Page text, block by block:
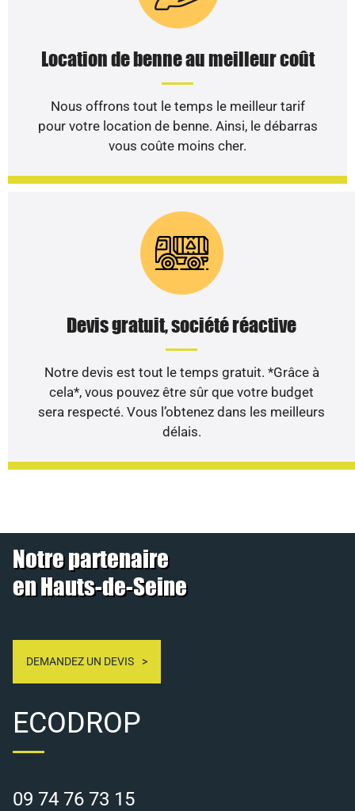
Location de benne au meilleur coût
Nous offrons tout le temps le meilleur tarif
pour votre location de benne. Ainsi, le débarras
vous coûte moins cher.
Devis gratuit, société réactive
Notre devis est tout le temps gratuit. *Grâce à
cela*, vous pouvez être sûr que votre budget
sera respecté. Vous l’obtenez dans les meilleurs
délais.
Notre partenaire
en Hauts-de-Seine
DEMANDEZ UN DEVIS
ECODROP
09 74 76 73 15